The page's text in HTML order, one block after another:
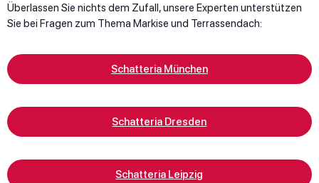
Überlassen Sie nichts dem Zufall, unsere Experten unterstützen
Sie bei Fragen zum Thema Markise und Terrassendach:
Schatteria München
Schatteria Dresden
Schatteria Leipzig